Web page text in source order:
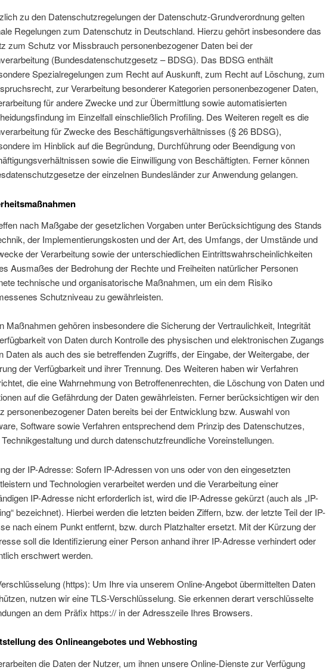
zu den Datenschutzregelungen der Datenschutz-Grundverordnung gelten
Regelungen zum Datenschutz in Deutschland. Hierzu gehört insbesondere das
zum Schutz vor Missbrauch personenbezogener Daten bei der
(Bundesdatenschutzgesetz – BDSG). Das BDSG enthält
Spezialregelungen zum Recht auf Auskunft, zum Recht auf Löschung, zum
zur Verarbeitung besonderer Kategorien personenbezogener Daten,
für andere Zwecke und zur Übermittlung sowie automatisierten
im Einzelfall einschließlich Profiling. Des Weiteren regelt es die
für Zwecke des Beschäftigungsverhältnisses (§ 26 BDSG),
im Hinblick auf die Begründung, Durchführung oder Beendigung von
sowie die Einwilligung von Beschäftigten. Ferner können
der einzelnen Bundesländer zur Anwendung gelangen.
nach Maßgabe der gesetzlichen Vorgaben unter Berücksichtigung des Stands
der Implementierungskosten und der Art, des Umfangs, der Umstände und
der Verarbeitung sowie der unterschiedlichen Eintrittswahrscheinlichkeiten
Ausmaßes der Bedrohung der Rechte und Freiheiten natürlicher Personen
technische und organisatorische Maßnahmen, um ein dem Risiko
Schutzniveau zu gewährleisten.
Maßnahmen gehören insbesondere die Sicherung der Vertraulichkeit, Integrität
von Daten durch Kontrolle des physischen und elektronischen Zugangs
Daten als auch des sie betreffenden Zugriffs, der Eingabe, der Weitergabe, der
der Verfügbarkeit und ihrer Trennung. Des Weiteren haben wir Verfahren
die eine Wahrnehmung von Betroffenenrechten, die Löschung von Daten und
auf die Gefährdung der Daten gewährleisten. Ferner berücksichtigen wir den
personenbezogener Daten bereits bei der Entwicklung bzw. Auswahl von
Software sowie Verfahren entsprechend dem Prinzip des Datenschutzes,
und durch datenschutzfreundliche Voreinstellungen.
der IP-Adresse: Sofern IP-Adressen von uns oder von den eingesetzten
und Technologien verarbeitet werden und die Verarbeitung einer
IP-Adresse nicht erforderlich ist, wird die IP-Adresse gekürzt (auch als „IP-
bezeichnet). Hierbei werden die letzten beiden Ziffern, bzw. der letzte Teil der IP-
nach einem Punkt entfernt, bzw. durch Platzhalter ersetzt. Mit der Kürzung der
soll die Identifizierung einer Person anhand ihrer IP-Adresse verhindert oder
erschwert werden.
(https): Um Ihre via unserem Online-Angebot übermittelten Daten
nutzen wir eine TLS-Verschlüsselung. Sie erkennen derart verschlüsselte
an dem Präfix https:// in der Adresszeile Ihres Browsers.
des Onlineangebotes und Webhosting
die Daten der Nutzer, um ihnen unsere Online-Dienste zur Verfügung